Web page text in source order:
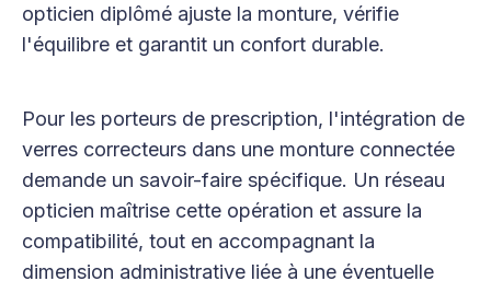
opticien diplômé ajuste la monture, vérifie
l'équilibre et garantit un confort durable.
Pour les porteurs de prescription, l'intégration de
verres correcteurs dans une monture connectée
demande un savoir-faire spécifique. Un réseau
opticien maîtrise cette opération et assure la
compatibilité, tout en accompagnant la
dimension administrative liée à une éventuelle